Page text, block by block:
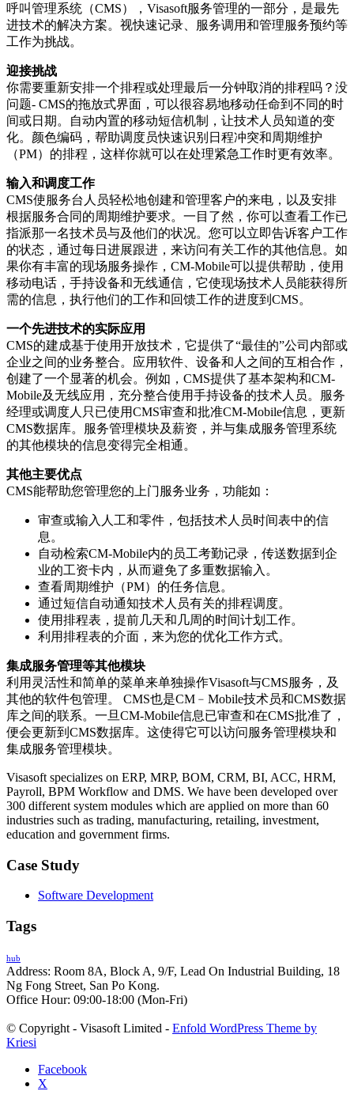
呼叫管理系统（CMS），Visasoft服务管理的一部分，是最先
进技术的解决方案。视快速记录、服务调用和管理服务预约等
工作为挑战。
迎接挑战
你需要重新安排一个排程或处理最后一分钟取消的排程吗？没
问题- CMS的拖放式界面，可以很容易地移动任命到不同的时
间或日期。自动内置的移动短信机制，让技术人员知道的变
化。颜色编码，帮助调度员快速识别日程冲突和周期维护
（PM）的排程，这样你就可以在处理紧急工作时更有效率。
输入和调度工作
CMS使服务台人员轻松地创建和管理客户的来电，以及安排
根据服务合同的周期维护要求。一目了然，你可以查看工作已
指派那一名技术员与及他们的状况。您可以立即告诉客户工作
的状态，通过每日进展跟进，来访问有关工作的其他信息。如
果你有丰富的现场服务操作，CM-Mobile可以提供帮助，使用
移动电话，手持设备和无线通信，它使现场技术人员能获得所
需的信息，执行他们的工作和回馈工作的进度到CMS。
一个先进技术的实际应用
CMS的建成基于使用开放技术，它提供了“最佳的”公司内部或
企业之间的业务整合。应用软件、设备和人之间的互相合作，
创建了一个显著的机会。例如，CMS提供了基本架构和CM-
Mobile及无线应用，充分整合使用手持设备的技术人员。服务
经理或调度人只已使用CMS审查和批准CM-Mobile信息，更新
CMS数据库。服务管理模块及薪资，并与集成服务管理系统
的其他模块的信息变得完全相通。
其他主要优点
CMS能帮助您管理您的上门服务业务，功能如：
审查或输入人工和零件，包括技术人员时间表中的信
息。
自动检索CM-Mobile内的员工考勤记录，传送数据到企
业的工资卡内，从而避免了多重数据输入。
查看周期维护（PM）的任务信息。
通过短信自动通知技术人员有关的排程调度。
使用排程表，提前几天和几周的时间计划工作。
利用排程表的介面，来为您的优化工作方式。
集成服务管理等其他模块
利用灵活性和简单的菜单来单独操作Visasoft与CMS服务，及
其他的软件包管理。 CMS也是CM﹣Mobile技术员和CMS数据
库之间的联系。一旦CM-Mobile信息已审查和在CMS批准了，
便会更新到CMS数据库。这使得它可以访问服务管理模块和
集成服务管理模块。
Visasoft specializes on ERP, MRP, BOM, CRM, BI, ACC, HRM,
Payroll, BPM Workflow and DMS. We have been developed over
300 different system modules which are applied on more than 60
industries such as trading, manufacturing, retailing, investment,
education and government firms.
Case Study
Software Development
Tags
hub
Address: Room 8A, Block A, 9/F, Lead On Industrial Building, 18
Ng Fong Street, San Po Kong.
Office Hour: 09:00-18:00 (Mon-Fri)
© Copyright - Visasoft Limited - Enfold WordPress Theme by
Kriesi
Facebook
X